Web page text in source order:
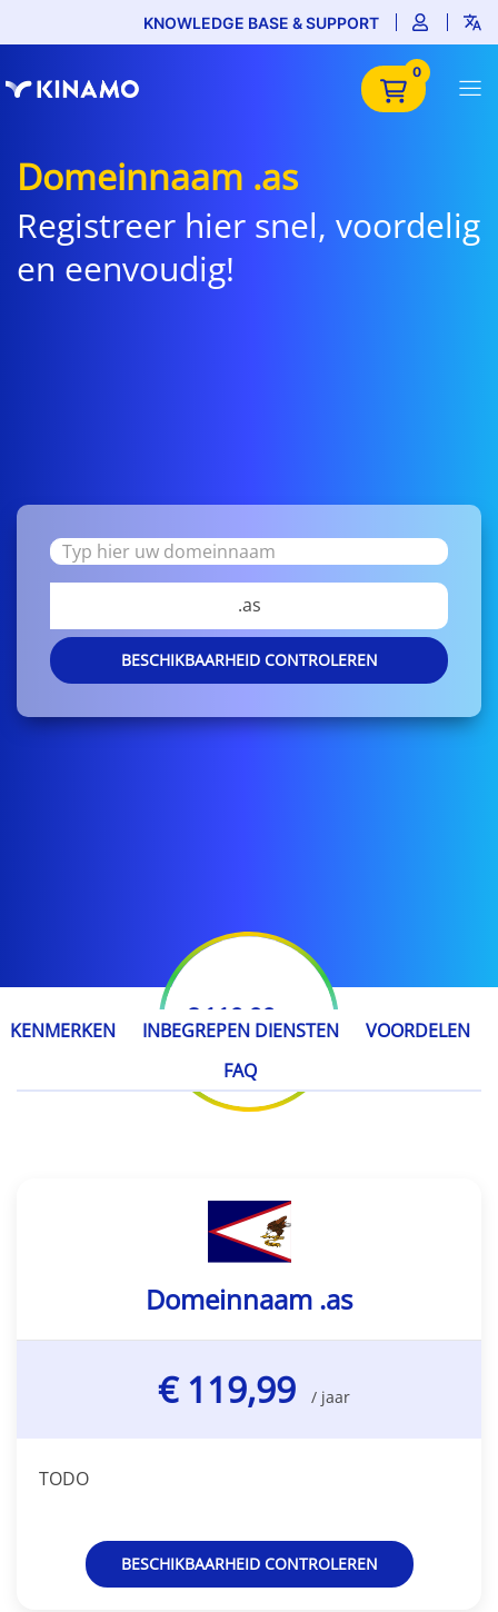
KNOWLEDGE BASE & SUPPORT
0
Domeinnaam .as
Registreer hier snel, voordelig
en eenvoudig!
.as
BESCHIKBAARHEID CONTROLEREN
€ 119,99 / jaar
KENMERKEN INBEGREPEN DIENSTEN
VOORDELEN
FAQ
Domeinnaam .as
€ 119,99 / jaar
TODO
BESCHIKBAARHEID CONTROLEREN